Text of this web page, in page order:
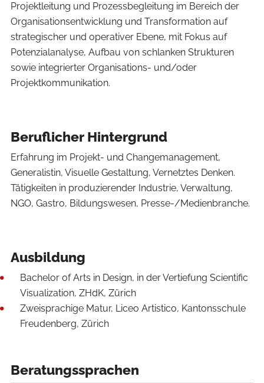
Projektleitung und Prozessbegleitung im Bereich der
Organisationsentwicklung und Transformation auf
strategischer und operativer Ebene, mit Fokus auf
Potenzialanalyse, Aufbau von schlanken Strukturen
sowie integrierter Organisations- und/oder
Projektkommunikation.
Beruflicher Hintergrund
Erfahrung im Projekt- und Changemanagement,
Generalistin, Visuelle Gestaltung, Vernetztes Denken.
Tätigkeiten in produzierender Industrie, Verwaltung,
NGO, Gastro, Bildungswesen, Presse-/Medienbranche.
Ausbildung
Bachelor of Arts in Design, in der Vertiefung Scientific
Visualization, ZHdK, Zürich
Zweisprachige Matur, Liceo Artistico, Kantonsschule
Freudenberg, Zürich
Beratungssprachen